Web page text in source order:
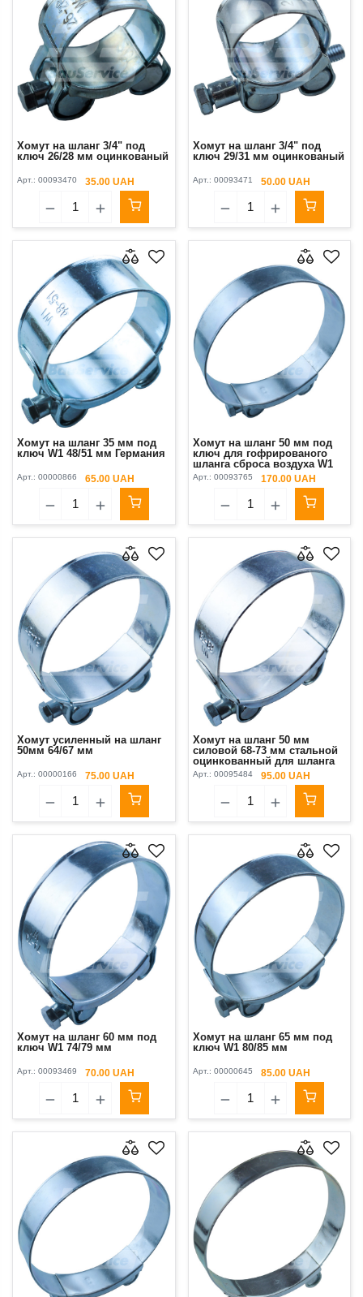
Хомут на шланг 3/4" под
ключ 26/28 мм оцинкованый
Арт.: 00093470 35.00 UAH
Хомут на шланг 3/4" под
ключ 29/31 мм оцинкованый
Арт.: 00093471 50.00 UAH
Хомут на шланг 35 мм под
ключ W1 48/51 мм Германия
Арт.: 00000866 65.00 UAH
Хомут на шланг 50 мм под
ключ для гофрированого
шланга сброса воздуха W1
98/103 мм
Арт.: 00093765 170.00 UAH
Хомут усиленный на шланг
50мм 64/67 мм
Арт.: 00000166 75.00 UAH
Хомут на шланг 50 мм
силовой 68-73 мм стальной
оцинкованный для шланга
NORTH FIGHTER
Арт.: 00095484 95.00 UAH
Хомут на шланг 60 мм под
ключ W1 74/79 мм
Арт.: 00093469 70.00 UAH
Хомут на шланг 65 мм под
ключ W1 80/85 мм
Арт.: 00000645 85.00 UAH